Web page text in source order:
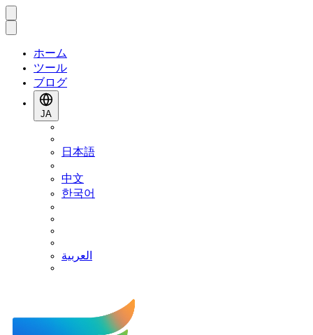
ホーム
ツール
ブログ
JA
日本語
中文
한국어
العربية